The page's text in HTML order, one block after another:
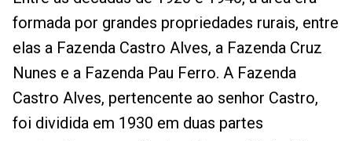
formada por grandes propriedades rurais, entre
elas a Fazenda Castro Alves, a Fazenda Cruz
Nunes e a Fazenda Pau Ferro. A Fazenda
Castro Alves, pertencente ao senhor Castro,
foi dividida em 1930 em duas partes